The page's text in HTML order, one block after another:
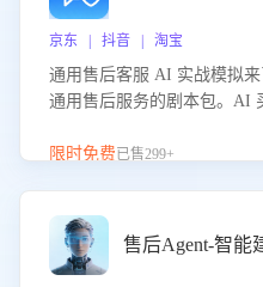
京东 | 抖音 | 淘宝
通用售后客服 AI 实战模拟
通用售后服务的剧本包。AI
的应对要点，轻松提升服务能
限时免费已售299+
售后Agent-智能